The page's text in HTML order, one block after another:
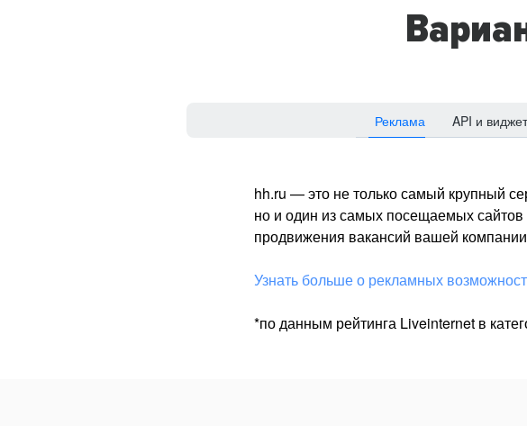
Реклама API и
hh.ru — это не только самый крупный
но и один из самых посещаемых
продвижения вакансий вашей
Узнать больше о рекламных
*по данным рейтинга Liveinternet в